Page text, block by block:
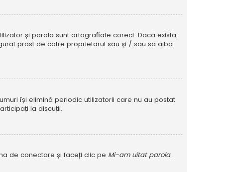
și parola sunt ortografiate corect. Dacă există,
prost de către proprietarul său și / sau să aibă
își elimină periodic utilizatorii care nu au postat
la discuții.
de conectare și faceți clic pe Mi-am uitat parola .